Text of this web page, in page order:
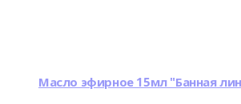
Масло эфирное 15мл "Банная